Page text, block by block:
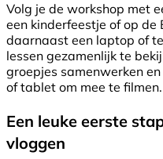
Volg je de workshop met
een kinderfeestje of op de
daarnaast een laptop of
lessen gezamenlijk te
groepjes samenwerken
of tablet om mee te filmen.
Een leuke eerste
vloggen